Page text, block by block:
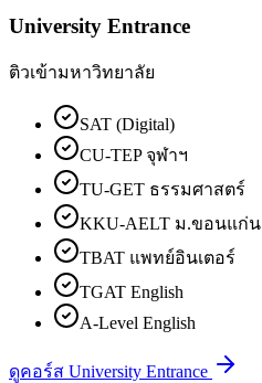
University Entrance
ติวเข้ามหาวิทยาลัย
SAT (Digital)
CU-TEP จุฬาฯ
TU-GET ธรรมศาสตร์
KKU-AELT ม.ขอนแก่น
TBAT แพทย์อินเตอร์
TGAT English
A-Level English
ดูคอร์ส University Entrance